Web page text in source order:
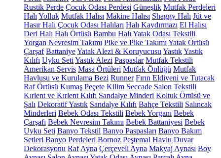
Rustik Perde Çocuk Odası Perdesi Güneşlik Mutfak Perdeleri
Halı Yolluk Mutfak Halısı Makine Halısı Shaggy Halı Jüt ve
Hasır Halı Çocuk Odası Halıları Halı Kaydırmazı El Halısı
Deri Halı Halı Örtüsü Bambu Halı Yatak Odası Tekstili
Yorgan Nevresim Takımı Pike ve Pike Takımı Yatak Örtüsü
Çarşaf BattaniyeYatak Alezi & Koruyucusu YastıkYastık
Kılıfı Uyku Seti Yastık Alezi Paspaslar Mutfak Tekstili
Amerikan Servis Masa Örtüleri Mutfak Önlüğü Mutfak
Havlusu ve Kurulama Bezi Runner Fırın Eldiveni ve Tutacak
Raf Örtüsü Kumaş Peçete Kilim Seccade Salon Tekstili
Kırlent ve Kırlent Kılıfı Sandalye Minderi Koltuk Örtüsü ve
Şalı Dekoratif Yastık Sandalye Kılıfı Bahçe Tekstili Salıncak
Minderleri Bebek Odası Tekstili Bebek Yorganı Bebek
Çarşafı Bebek Nevresim Takımı Bebek Battaniyesi Bebek
Uyku Seti Banyo Tekstil Banyo Paspasları Banyo Bakım
Setleri Banyo Perdeleri Bornoz Peştemal Havlu Duvar
Dekorasyonu Raf Ayna Çerçeveli Ayna Makyaj Aynası Boy